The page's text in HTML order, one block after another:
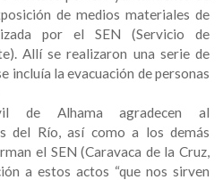
de medios materiales de
por el SEN (Servicio de
Allí se realizaron una serie de
incluía la evacuación de personas
de Alhama agradecen al
del Río, así como a los demás
el SEN (Caravaca de la Cruz,
a estos actos “que nos sirven